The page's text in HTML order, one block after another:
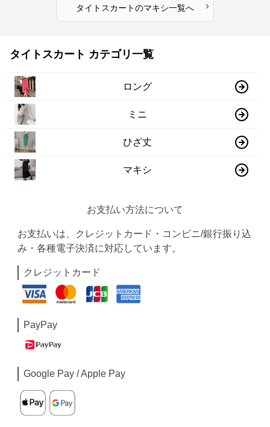
タイトスカートのマキシ一覧へ ›
タイトスカート カテゴリ一覧
ロング
ミニ
ひざ丈
マキシ
お支払い方法について
お支払いは、クレジットカード・コンビニ/銀行振り込
み・各種電子決済に対応しています。
クレジットカード
PayPay
Google Pay / Apple Pay